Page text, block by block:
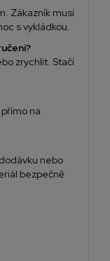
Zákazník musí
s vykládkou.
zrychlit. Stačí
na
nebo
bezpečně